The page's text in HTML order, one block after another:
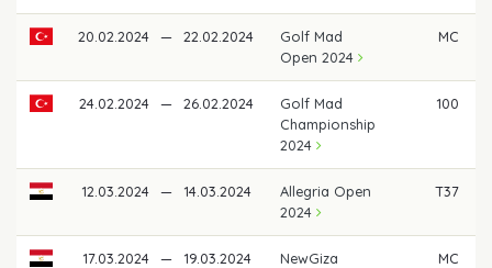
20.02.2024 — 22.02.2024
Golf Mad
Open 2024
MC
24.02.2024 — 26.02.2024
Golf Mad
Championship
2024
100
12.03.2024 — 14.03.2024
Allegria Open
2024
T37
17.03.2024 — 19.03.2024
NewGiza
MC